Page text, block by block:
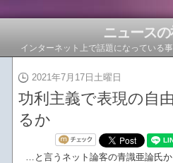
ニュース
インターネット上で話題になっている
2021年7月17日土曜日
功利主義で表現の自
るか
…と言うネット論客の青識亜論氏か